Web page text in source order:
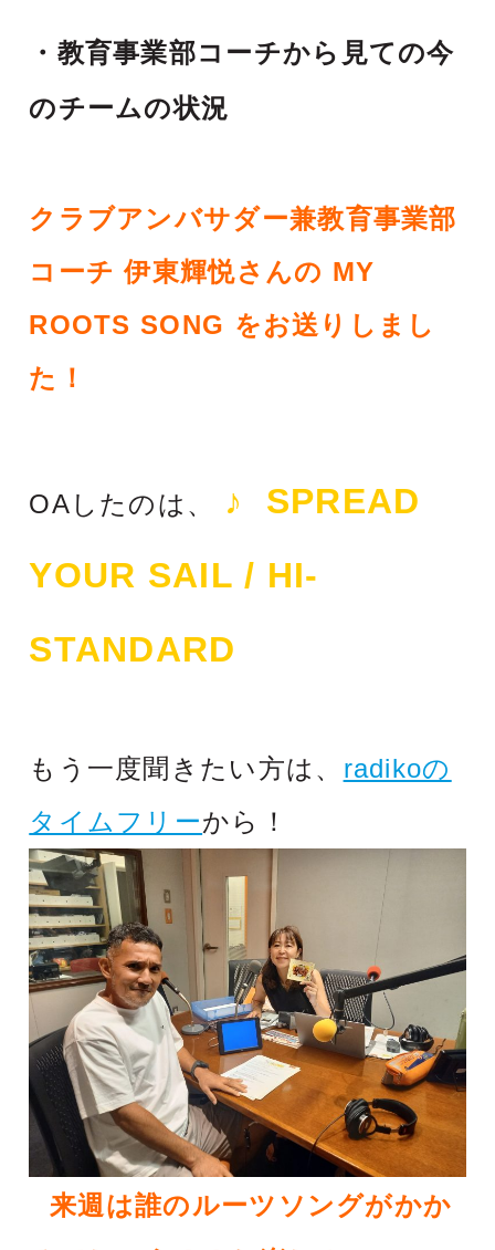
・教育事業部コーチから見ての今
のチームの状況
クラブアンバサダー兼教育事業部
コーチ 伊東輝悦さんの MY
ROOTS SONG をお送りしまし
た！
OAしたのは、
♪ SPREAD
YOUR SAIL / HI-
STANDARD
もう一度聞きたい方は、 radikoの
タイムフリーから！
来週は誰のルーツソングがかか